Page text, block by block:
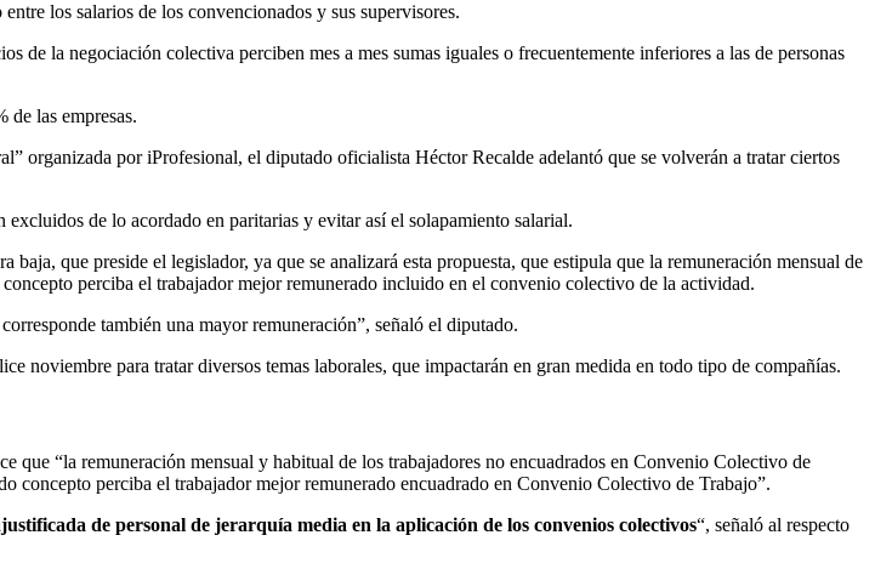
los salarios de los convencionados y sus supervisores.
la negociación colectiva perciben mes a mes sumas iguales o frecuentemente inferiores a las de personas
de las empresas.
organizada por iProfesional, el diputado oficialista Héctor Recalde adelantó que se volverán a tratar ciertos
de lo acordado en paritarias y evitar así el solapamiento salarial.
que preside el legislador, ya que se analizará esta propuesta, que estipula que la remuneración mensual de
perciba el trabajador mejor remunerado incluido en el convenio colectivo de la actividad.
también una mayor remuneración”, señaló el diputado.
noviembre para tratar diversos temas laborales, que impactarán en gran medida en todo tipo de compañías.
“la remuneración mensual y habitual de los trabajadores no encuadrados en Convenio Colectivo de
concepto perciba el trabajador mejor remunerado encuadrado en Convenio Colectivo de Trabajo”.
de personal de jerarquía media en la aplicación de los convenios colectivos“, señaló al respecto